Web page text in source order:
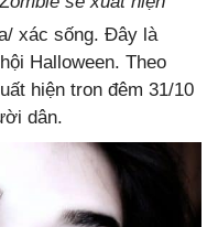
xác sống. Đây là
Halloween. Theo
hiện tron đêm 31/10
dân.